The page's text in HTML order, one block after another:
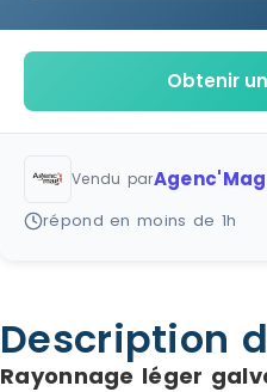
Obtenir
Vendu parAgenc'Mag
répond en moins de 1h
Description
Rayonnage léger